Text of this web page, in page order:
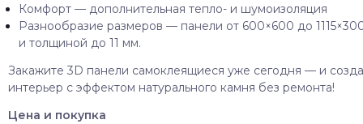
Комфорт — дополнительная тепло- и шумоизоляция
Разнообразие размеров — панели от 600×600 до
и толщиной до 11 мм.
Закажите 3D панели самоклеящиеся уже сегодня — и
интерьер с эффектом натурального камня без ремонта!
Цена и покупка